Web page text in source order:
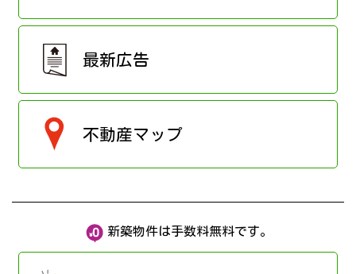
最新広告
不動産マップ
新築物件は手数料無料です。